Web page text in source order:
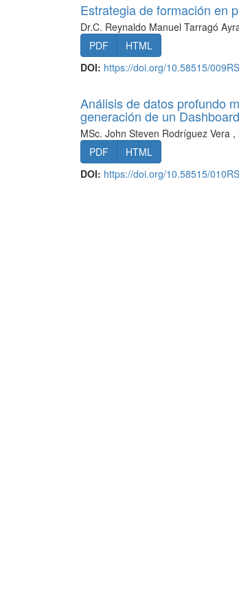
Estrategia de formación en
Dr.C. Reynaldo Manuel Tarragó
PDF
HTML
DOI: https://doi.org/10.58515/
Análisis de datos profundo
generación de un
MSc. John Steven Rodríguez Vera
PDF
HTML
DOI: https://doi.org/10.58515/